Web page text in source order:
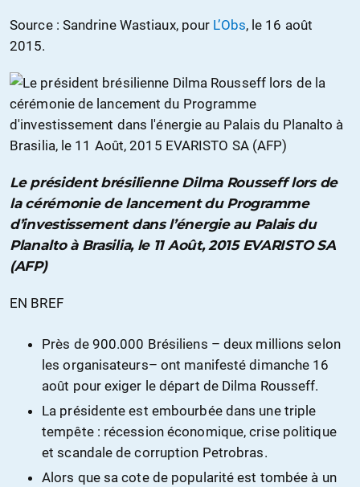
Source : Sandrine Wastiaux, pour L’Obs, le 16 août
2015.
Le président brésilienne Dilma Rousseff lors de
la cérémonie de lancement du Programme
d’investissement dans l’énergie au Palais du
Planalto à Brasilia, le 11 Août, 2015 EVARISTO SA
(AFP)
EN BREF
Près de 900.000 Brésiliens – deux millions selon
les organisateurs– ont manifesté dimanche 16
août pour exiger le départ de Dilma Rousseff.
La présidente est embourbée dans une triple
tempête : récession économique, crise politique
et scandale de corruption Petrobras.
Alors que sa cote de popularité est tombée à un